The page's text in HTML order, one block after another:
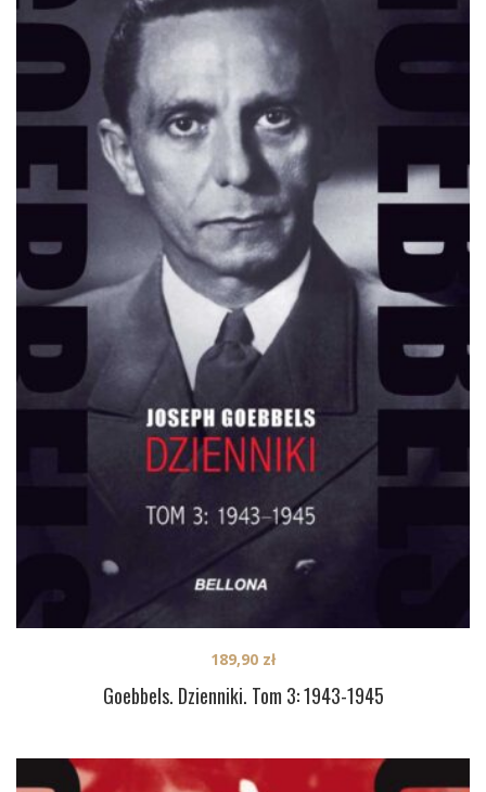
Goebbels. Dzienniki. Tom 3: 1943-1945
189,90 zł